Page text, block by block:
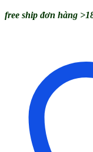
free ship đơn hàng